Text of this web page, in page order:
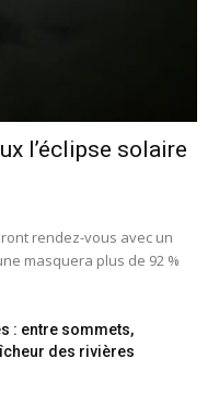
l’éclipse solaire
rendez-vous avec un
masquera plus de 92 %
: entre sommets,
des rivières